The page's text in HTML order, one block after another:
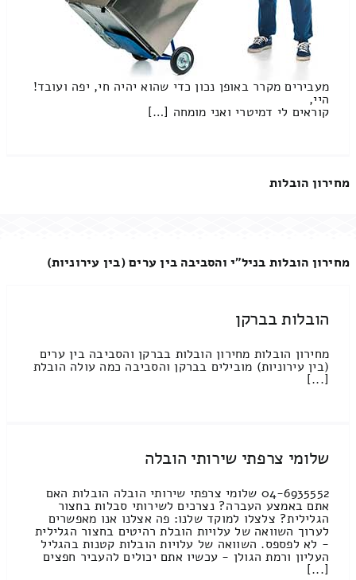
מעבירים מקרר באופן נכון כדי שהוא יהיה חי, יפה ועובד!
היי,
קוראים לי דמיטרי ואני מומחה […]
מחירון הובלות
מחירון הובלות בניל"י והסביבה בין ערים (בין עירוניות)
הובלות בברקן
מחירון הובלות מחירון הובלות בברקן והסביבה בין ערים
(בין עירוניות) מובילים בברקן והסביבה כמה עולה הובלת
[...]
שלומי צרפתי שירותי הובלה
04-6935552 שלומי צרפתי שירותי הובלה הובלות האם
אתם באמצע העברה? נצרכים לשירותי סבלות בחצור
הגלילית? צלצלו למוקד שלנו: פה אצלנו אנו מאפשרים
לערוך השוואה של עלויות הובלת רהיטים בחצור הגלילית
- לא לפספס. השוואה של עלויות הובלות קטנות בהגליל
העליון ורמת הגולן - עכשיו אתם יכולים להעביר חפצים
[...]